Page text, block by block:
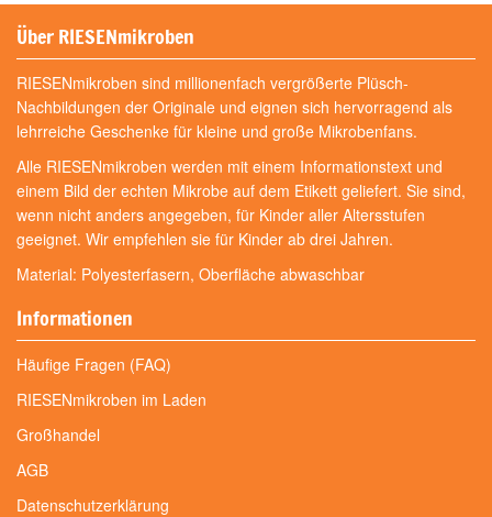
Über RIESENmikroben
RIESENmikroben sind millionenfach vergrößerte Plüsch-
Nachbildungen der Originale und eignen sich hervorragend als
lehrreiche Geschenke für kleine und große Mikrobenfans.
Alle RIESENmikroben werden mit einem Informationstext und
einem Bild der echten Mikrobe auf dem Etikett geliefert. Sie sind,
wenn nicht anders angegeben, für Kinder aller Altersstufen
geeignet. Wir empfehlen sie für Kinder ab drei Jahren.
Material: Polyesterfasern, Oberfläche abwaschbar
Informationen
Häufige Fragen (FAQ)
RIESENmikroben im Laden
Großhandel
AGB
Datenschutzerklärung